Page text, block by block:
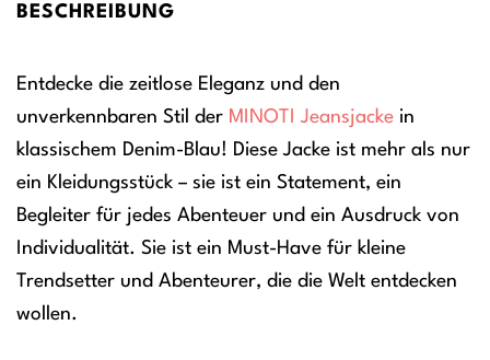
BESCHREIBUNG
Entdecke die zeitlose Eleganz und den
unverkennbaren Stil der MINOTI Jeansjacke in
klassischem Denim-Blau! Diese Jacke ist mehr als nur
ein Kleidungsstück – sie ist ein Statement, ein
Begleiter für jedes Abenteuer und ein Ausdruck von
Individualität. Sie ist ein Must-Have für kleine
Trendsetter und Abenteurer, die die Welt entdecken
wollen.